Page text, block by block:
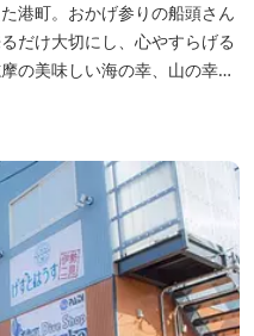
港町。おかげ参りの船頭さん
だけ大切にし、心やすらげる
の美味しい海の幸、山の幸を